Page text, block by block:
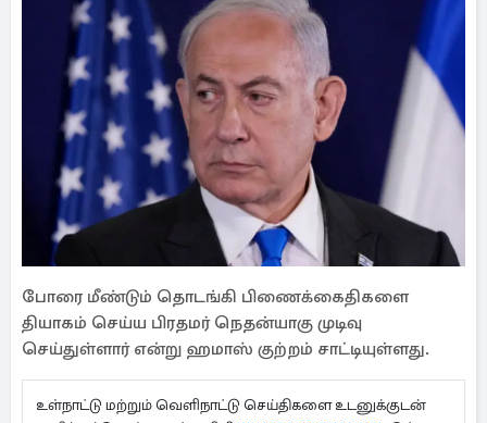
போரை மீண்டும் தொடங்கி பிணைக்கைதிகளை
தியாகம் செய்ய பிரதமர் நெதன்யாகு முடிவு
செய்துள்ளார் என்று ஹமாஸ் குற்றம் சாட்டியுள்ளது.
உள்நாட்டு மற்றும் வெளிநாட்டு செய்திகளை உடனுக்குடன்